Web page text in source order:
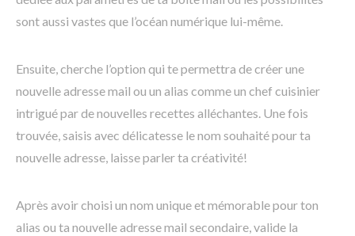
sont aussi vastes que l’océan numérique lui-même.
Ensuite, cherche l’option qui te permettra de créer une
nouvelle adresse mail ou un alias comme un chef cuisinier
intrigué par de nouvelles recettes alléchantes. Une fois
trouvée, saisis avec délicatesse le nom souhaité pour ta
nouvelle adresse, laisse parler ta créativité!
Après avoir choisi un nom unique et mémorable pour ton
alias ou ta nouvelle adresse mail secondaire, valide la